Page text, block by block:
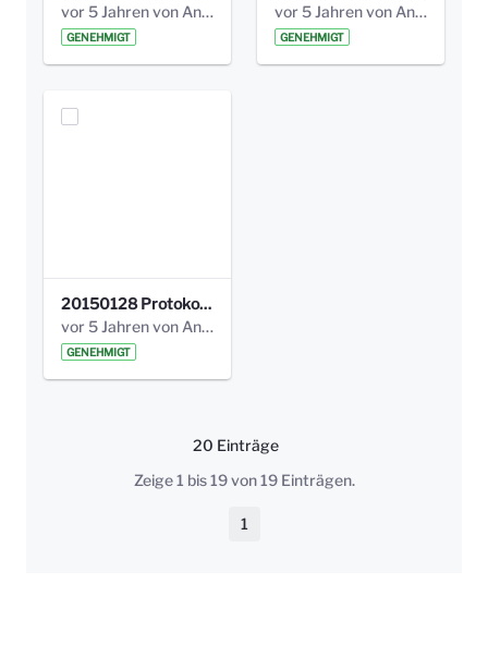
vor 5 Jahren von Anni Schlumberger
GENEHMIGT
vor 5 Jahren von Anni Schlumberger
GENEHMIGT
20150128 Protokoll Bismarckplatz_Jugend_01.pdf
vor 5 Jahren von Anni Schlumberger
GENEHMIGT
20 Einträge
Pro Seite
Zeige 1 bis 19 von 19 Einträgen.
Seite
1